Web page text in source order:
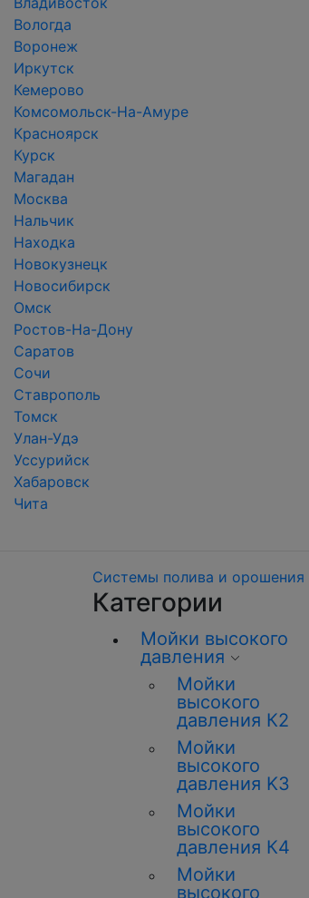
Вологда
Воронеж
Иркутск
Кемерово
Комсомольск-На-Амуре
Красноярск
Курск
Магадан
Москва
Нальчик
Находка
Новокузнецк
Новосибирск
Омск
Ростов-На-Дону
Саратов
Сочи
Ставрополь
Томск
Улан-Удэ
Уссурийск
Хабаровск
Чита
Системы полива и орошения
Категории
Мойки высокого
давления
Мойки
высокого
давления К2
Мойки
высокого
давления K3
Мойки
высокого
давления К4
Мойки
высокого